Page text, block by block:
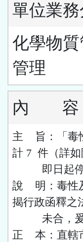
單位業務
化學物
管理
內 容
主 旨：「毒
計 7 件（詳如
即日起停
說 明：毒性
揭行政函釋之
未合，爰
正 本：直轄